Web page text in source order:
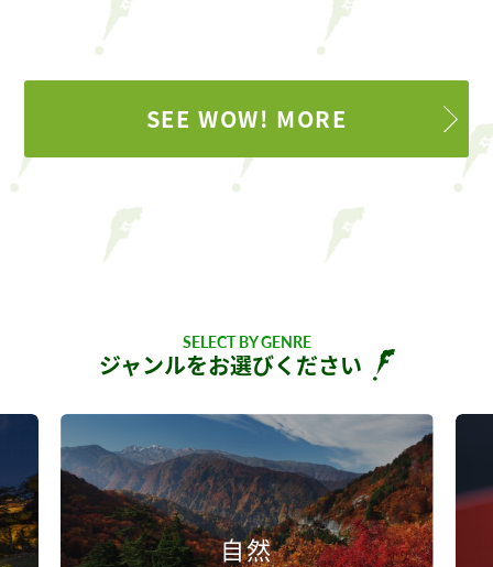
SEE WOW! MORE
SELECT BY GENRE
ジャンルをお選びください
自然